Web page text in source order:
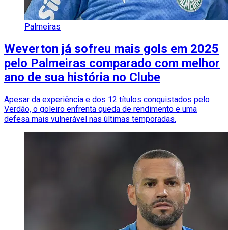
Palmeiras
Weverton já sofreu mais gols em 2025
pelo Palmeiras comparado com melhor
ano de sua história no Clube
Apesar da experiência e dos 12 títulos conquistados pelo
Verdão, o goleiro enfrenta queda de rendimento e uma
defesa mais vulnerável nas últimas temporadas.